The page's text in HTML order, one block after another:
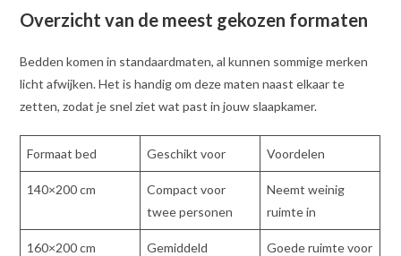
Overzicht van de meest gekozen formaten
Bedden komen in standaardmaten, al kunnen sommige merken
licht afwijken. Het is handig om deze maten naast elkaar te
zetten, zodat je snel ziet wat past in jouw slaapkamer.
Formaat bed Geschikt voor Voordelen
140×200 cm
Compact voor
twee personen
Neemt weinig
ruimte in
160×200 cm
Gemiddeld
Goede ruimte voor